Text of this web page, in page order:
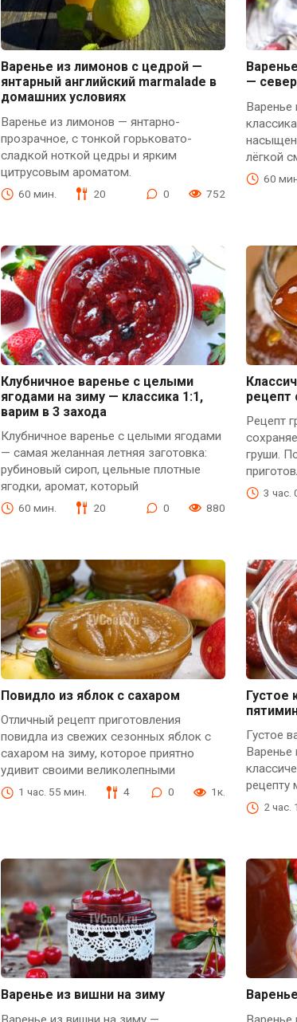
Варенье из лимонов с цедрой —
янтарный английский marmalade в
домашних условиях
Варенье из лимонов — янтарно-
прозрачное, с тонкой горьковато-
сладкой ноткой цедры и ярким
цитрусовым ароматом.
60 мин. 20 0 752
—
Варенье
лёгкой
60
Клубничное варенье с целыми
ягодами на зиму — классика 1:1,
варим в 3 захода
Клубничное варенье с целыми ягодами
— самая желанная летняя заготовка:
рубиновый сироп, цельные плотные
ягодки, аромат, который
60 мин. 20 0 880
рецепт
Рецепт
груши.
3 час.
Повидло из яблок с сахаром
Отличный рецепт приготовления
повидла из свежих сезонных яблок с
сахаром на зиму, которое приятно
удивит своими великолепными
1 час. 55 мин. 4 0 1к.
Густое
Густое
Варенье
рецепту
2 час.
Варенье из вишни на зиму